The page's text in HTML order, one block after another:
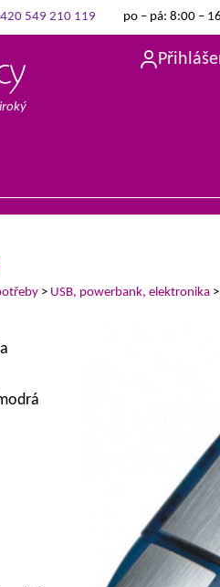
549 210 119 po – pá: 8:00 –
> USB, powerbank, elektronika